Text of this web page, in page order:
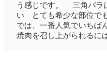
う感じです。 三角バラ
い とても希少な部位で
では、一番人気でいち
焼肉を召し上がられるに